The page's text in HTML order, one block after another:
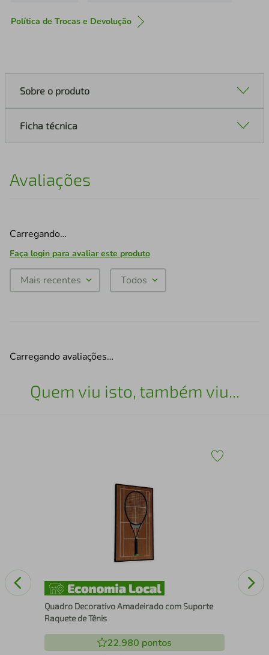
Política de Trocas e Devolução
Sobre o produto
Ficha técnica
Avaliações
Carregando…
Faça login para avaliar este produto
Mais recentes Todos
Carregando avaliações…
Quem viu isto, também viu...
Quadro Decorativo Amadeirado com Suporte
Raquete de Tênis
22.980 pontos